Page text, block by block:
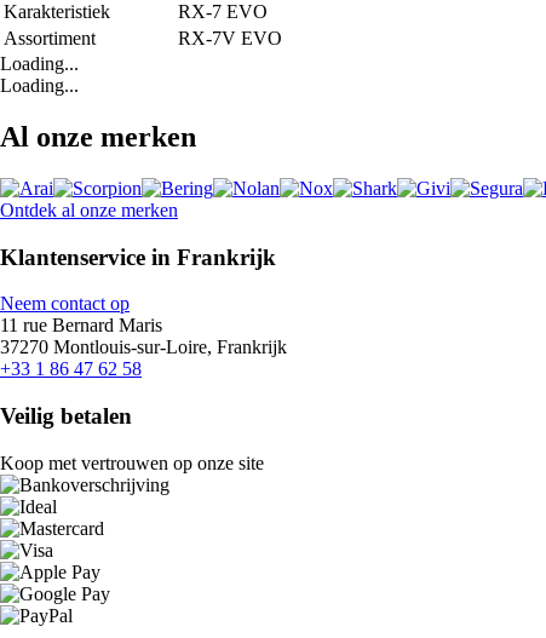
Karakteristiek
RX-7 EVO
Assortiment
RX-7V EVO
Loading...
Loading...
Al onze merken
Ontdek al onze merken
Klantenservice in Frankrijk
Neem contact op
11 rue Bernard Maris
37270 Montlouis-sur-Loire, Frankrijk
+33 1 86 47 62 58
Veilig betalen
Koop met vertrouwen op onze site